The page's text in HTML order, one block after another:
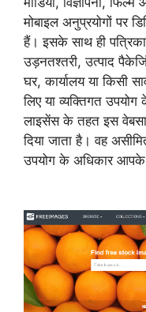
मोबाइल अनुप्रयोगों पर
हैं। इसके साथ ही
उड़नतश्तरी, उत्पाद
घर, कार्यालय या किसी
लिए या व्यक्तिगत
लाइसेंस के तहत इस
दिया जाता है। वह
उपयोग के अधिकार आपके